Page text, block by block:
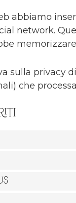
abbiamo
network.
sulla privacy
che